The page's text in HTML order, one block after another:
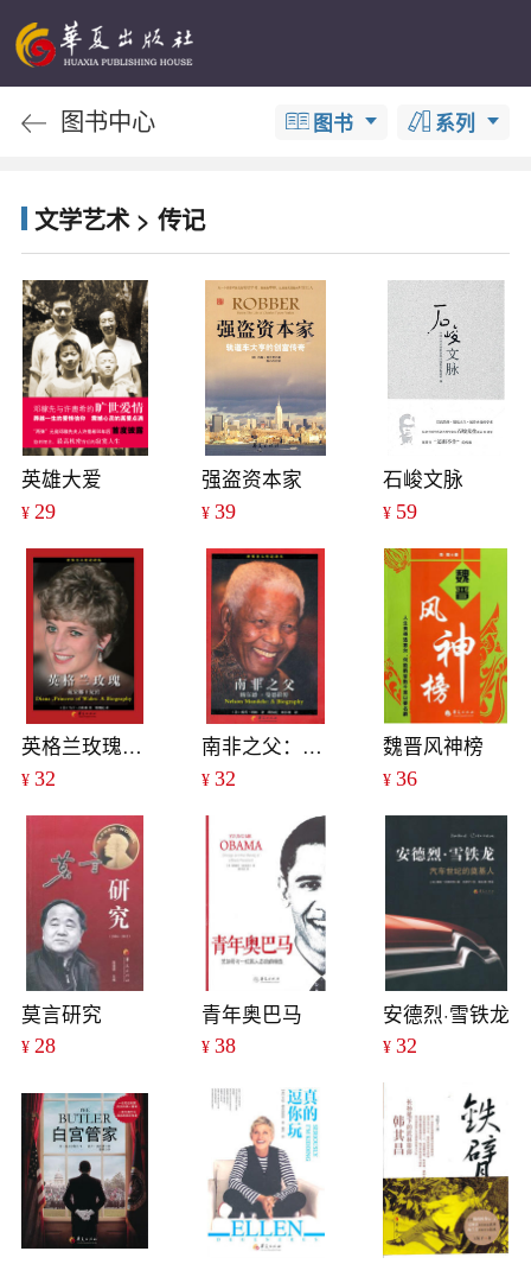
图书中心 图书 系列
文学艺术 > 传记
英雄大爱
¥ 29
强盗资本家
¥39
石峻文脉
¥ 59
英格兰玫瑰——戴安娜王妃传
¥ 32
南非之父：纳尔逊·曼德拉传
¥32
魏晋风神榜
¥ 36
莫言研究
¥ 28
青年奥巴马
¥38
安德烈·雪铁龙
¥ 32